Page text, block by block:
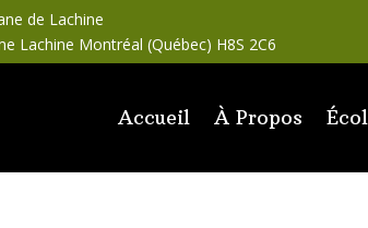
de Lachine
Lachine Montréal (Québec) H8S 2C6
Accueil À Propos